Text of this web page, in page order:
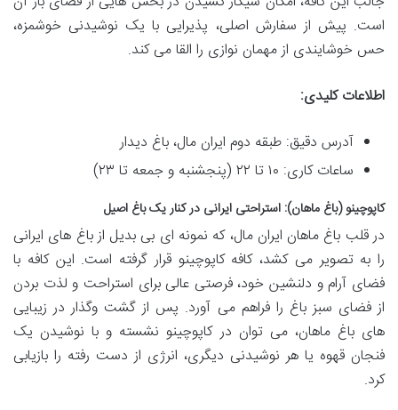
است. پیش از سفارش اصلی، پذیرایی با یک نوشیدنی خوشمزه،
حس خوشایندی از مهمان نوازی را القا می کند.
اطلاعات کلیدی:
آدرس دقیق: طبقه دوم ایران مال، باغ دیدار
ساعات کاری: ۱۰ تا ۲۲ (پنجشنبه و جمعه تا ۲۳)
کاپوچینو (باغ ماهان): استراحتی ایرانی در کنار یک باغ اصیل
در قلب باغ ماهان ایران مال، که نمونه ای بی بدیل از باغ های ایرانی
را به تصویر می کشد، کافه کاپوچینو قرار گرفته است. این کافه با
فضای آرام و دلنشین خود، فرصتی عالی برای استراحت و لذت بردن
از فضای سبز باغ را فراهم می آورد. پس از گشت وگذار در زیبایی
های باغ ماهان، می توان در کاپوچینو نشسته و با نوشیدن یک
فنجان قهوه یا هر نوشیدنی دیگری، انرژی از دست رفته را بازیابی
کرد.